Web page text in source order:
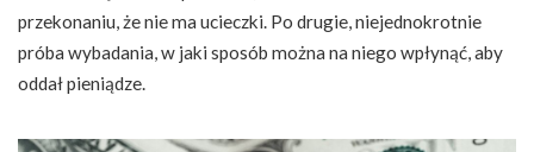
przekonaniu, że nie ma ucieczki. Po drugie, niejednokrotnie
próba wybadania, w jaki sposób można na niego wpłynąć, aby
oddał pieniądze.